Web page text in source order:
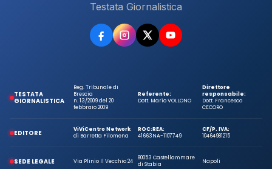
Testata Giornalistica
TESTATA
GIORNALISTICA
Reg. Tribunale di
Brescia
n. 13/2009 del 20
febbraio 2009
Referente:
Dott. Mario VOLLONO
Direttore
responsabile:
Dott. Francesco
CECORO
EDITORE
ViViCentro Network
di Barretta Filomena
ROC:
41663
REA:
NA-1107749
CF/P. IVA:
10464981215
SEDE LEGALE Via Plinio Il Vecchio 24
80053 Castellammare
di Stabia
Napoli